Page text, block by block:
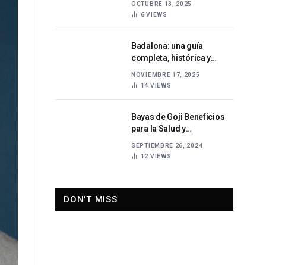
Musical
OCTUBRE 13, 2025
6VIEWS
Badalona: una guía
completa, histórica y
ciudades más
NOVIEMBRE 17, 2025
14 VIEWS
Bayas de Goji Beneficios
para la Salud y
SEPTIEMBRE 26, 2024
12 VIEWS
DON'T MISS